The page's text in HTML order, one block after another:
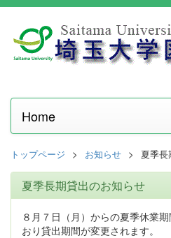
Home
トップページ お知らせ 夏季
夏季長期貸出のお知らせ
８月７日（月）からの夏季休業
おり貸出期間が変更されます。